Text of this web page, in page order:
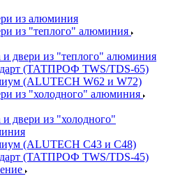
из алюминия
из "теплого" алюминия
двери из "теплого" алюминия
(ТАТПРОФ TWS/TDS-65)
(ALUTECH W62 и W72)
из "холодного" алюминия
двери из "холодного"
(ALUTECH C43 и C48)
(ТАТПРОФ TWS/TDS-45)